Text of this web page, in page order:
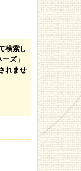
検索し
ズ」
れませ